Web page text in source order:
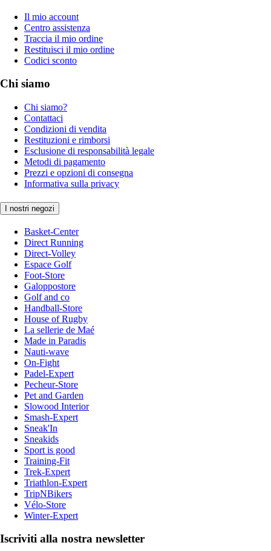
Il mio account
Centro assistenza
Traccia il mio ordine
Restituisci il mio ordine
Codici sconto
Chi siamo
Chi siamo?
Contattaci
Condizioni di vendita
Restituzioni e rimborsi
Esclusione di responsabilità legale
Metodi di pagamento
Prezzi e opzioni di consegna
Informativa sulla privacy
I nostri negozi
Basket-Center
Direct Running
Direct-Volley
Espace Golf
Foot-Store
Galoppostore
Golf and co
Handball-Store
House of Rugby
La sellerie de Maé
Made in Paradis
Nauti-wave
On-Fight
Padel-Expert
Pecheur-Store
Pet and Garden
Slowood Interior
Smash-Expert
Sneak'In
Sneakids
Sport is good
Training-Fit
Trek-Expert
Triathlon-Expert
TripNBikers
Vélo-Store
Winter-Expert
Iscriviti alla nostra newsletter